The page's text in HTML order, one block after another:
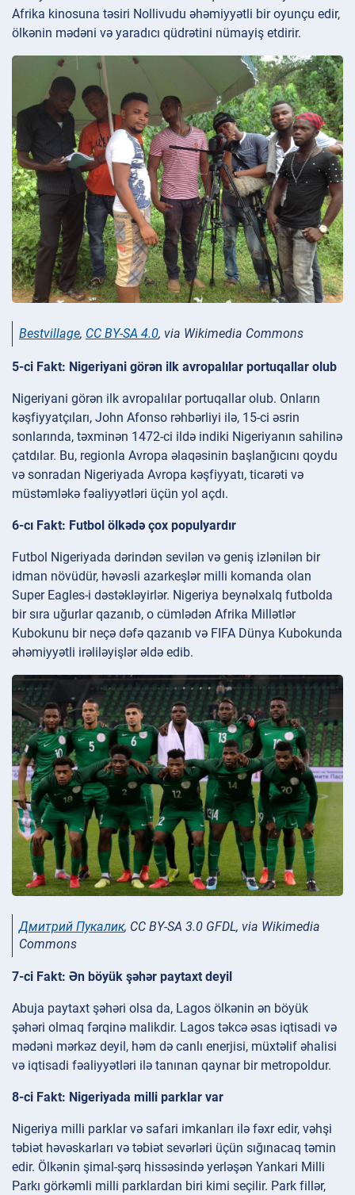
Afrika kinosuna təsiri Nollivudu əhəmiyyətli bir oyunçu edir,
ölkənin mədəni və yaradıcı qüdrətini nümayiş etdirir.
Bestvillage, CC BY-SA 4.0, via Wikimedia Commons
5-ci Fakt: Nigeriyani görən ilk avropalılar portuqallar olub
Nigeriyani görən ilk avropalılar portuqallar olub. Onların
kəşfiyyatçıları, John Afonso rəhbərliyi ilə, 15-ci əsrin
sonlarında, təxminən 1472-ci ildə indiki Nigeriyanın sahilinə
çatdılar. Bu, regionla Avropa əlaqəsinin başlanğıcını qoydu
və sonradan Nigeriyada Avropa kəşfiyyatı, ticarəti və
müstəmləkə fəaliyyətləri üçün yol açdı.
6-cı Fakt: Futbol ölkədə çox populyardır
Futbol Nigeriyada dərindən sevilən və geniş izlənilən bir
idman növüdür, həvəsli azarkeşlər milli komanda olan
Super Eagles-i dəstəkləyirlər. Nigeriya beynəlxalq futbolda
bir sıra uğurlar qazanıb, o cümlədən Afrika Millətlər
Kubokunu bir neçə dəfə qazanıb və FIFA Dünya Kubokunda
əhəmiyyətli irəliləyişlər əldə edib.
Дмитрий Пукалик, CC BY-SA 3.0 GFDL, via Wikimedia
Commons
7-ci Fakt: Ən böyük şəhər paytaxt deyil
Abuja paytaxt şəhəri olsa da, Lagos ölkənin ən böyük
şəhəri olmaq fərqinə malikdir. Lagos təkcə əsas iqtisadi və
mədəni mərkəz deyil, həm də canlı enerjisi, müxtəlif əhalisi
və iqtisadi fəaliyyətləri ilə tanınan qaynar bir metropoldur.
8-ci Fakt: Nigeriyada milli parklar var
Nigeriya milli parklar və safari imkanları ilə fəxr edir, vəhşi
təbiət həvəskarları və təbiət sevərləri üçün sığınacaq təmin
edir. Ölkənin şimal-şərq hissəsində yerləşən Yankari Milli
Parkı görkəmli milli parklardan biri kimi seçilir. Park fillər,